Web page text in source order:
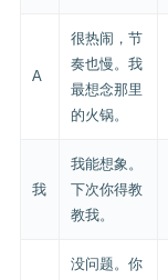
A
很热闹，节
奏也慢。我
最想念那里
的火锅。
我
我能想象。
下次你得教
教我。
没问题。你